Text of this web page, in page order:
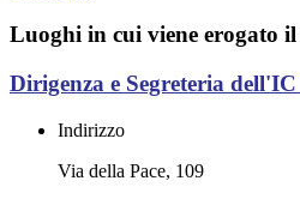
Luoghi in cui viene erogato il
Dirigenza e Segreteria
Indirizzo
Via della Pace, 109